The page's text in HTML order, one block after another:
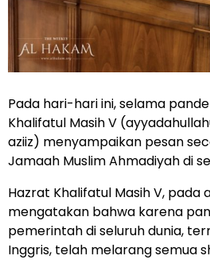
Pada hari-hari ini, selama
Khalifatul Masih V
aziiz) menyampaikan pesan
Jamaah Muslim Ahmadiyah di
Hazrat Khalifatul Masih V, pada
mengatakan bahwa karena
pemerintah di seluruh dunia,
Inggris, telah melarang semua